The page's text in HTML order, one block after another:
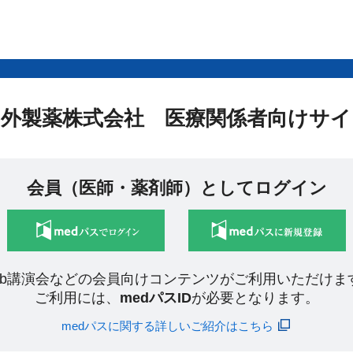
製薬株式会社 医療関係者向けサ
会員（医師・薬剤師）としてログイン
講演会などの会員向けコンテンツがご利用いただけま
ご利用には、 medパスIDが必要となります。
medパスに関する詳しいご紹介はこちら